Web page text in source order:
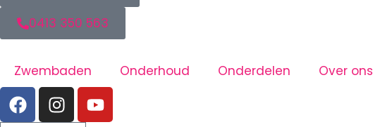
0413 350 563
Zwembaden Onderhoud Onderdelen Over ons